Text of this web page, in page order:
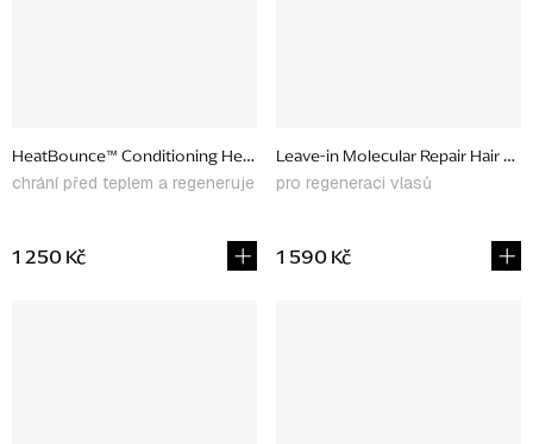
HeatBounce™ Conditioning Heat Protectant, 118 ml
chrání před teplem a regeneruje
1 250 Kč
Leave-in Molecular Repair Hair
pro regeneraci vlasů
1 590 Kč